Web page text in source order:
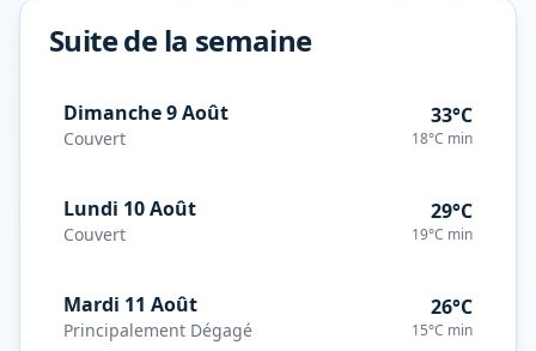
Suite de la semaine
Dimanche 9 Août
Couvert
33°C
18°C min
Lundi 10 Août
Couvert
29°C
19°C min
Mardi 11 Août
Principalement Dégagé
26°C
15°C min